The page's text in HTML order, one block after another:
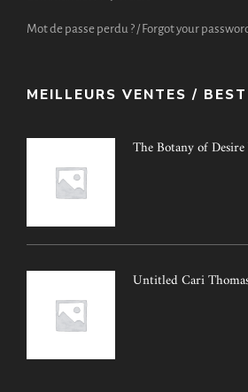
Mot de passe perdu ? / Forgot your
MEILLEURS VENTES /
The Botany of
Untitled Cari